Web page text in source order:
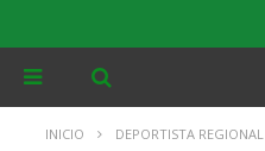
INICIO DEPORTISTA REGIONAL